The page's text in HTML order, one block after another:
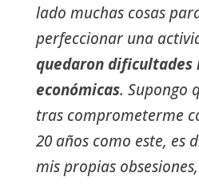
lado muchas cosas
perfeccionar una
quedaron
económicas. Supongo
tras comprometerme
20 años como este, es
mis propias